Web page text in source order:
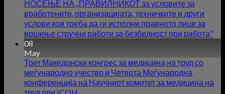
НОСЕЊЕ НА ,,ПРАВИЛНИКОТ за условите за
вработените, организацијата, техничките и други
услови кои треба да ги исполни правното лице за
вршење стручни работи за безбедност при работа”
08
May
Трет Македонски конгрес за медицина на труд со
меѓународно учество и Четврта Меѓународна
конференција на Научниот комитет за медицина на
труд при ICOH